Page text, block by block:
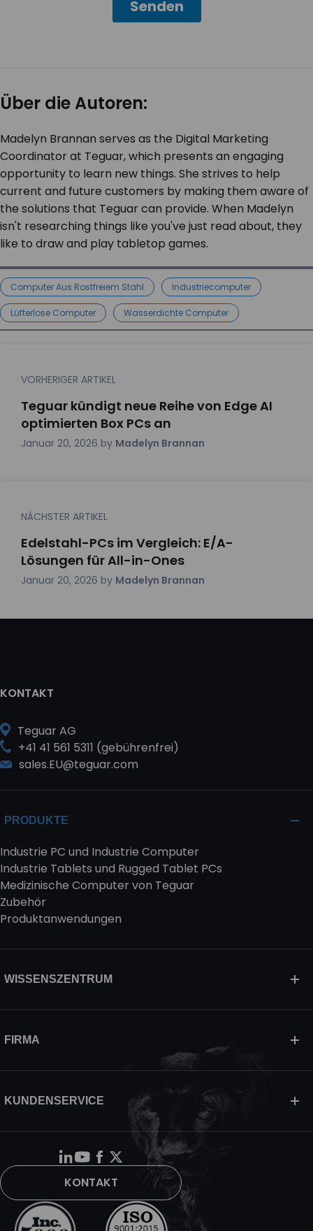
Über die Autoren:
Madelyn Brannan serves as the Digital Marketing
Coordinator at Teguar, which presents an engaging
opportunity to learn new things. She strives to help
current and future customers by making them aware of
the solutions that Teguar can provide. When Madelyn
isn't researching things like you've just read about, they
like to draw and play tabletop games.
Computer Aus Rostfreiem Stahl Industriecomputer
Lüfterlose Computer Wasserdichte Computer
VORHERIGER ARTIKEL
Teguar kündigt neue Reihe von Edge AI
optimierten Box PCs an
Januar 20, 2026 by Madelyn Brannan
NÄCHSTER ARTIKEL
Edelstahl-PCs im Vergleich: E/A-
Lösungen für All-in-Ones
Januar 20, 2026 by Madelyn Brannan
KONTAKT
Teguar AG
+41 41 561 5311 (gebührenfrei)
sales.EU@teguar.com
PRODUKTE
Industrie PC und Industrie Computer
Industrie Tablets und Rugged Tablet PCs
Medizinische Computer von Teguar
Zubehör
Produktanwendungen
WISSENSZENTRUM
FIRMA
KUNDENSERVICE
KONTAKT